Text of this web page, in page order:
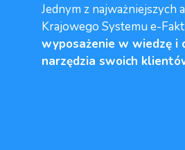
Jednym z najważniejszych
Krajowego Systemu e-
wyposażenie w wiedzę i
narzędzia swoich